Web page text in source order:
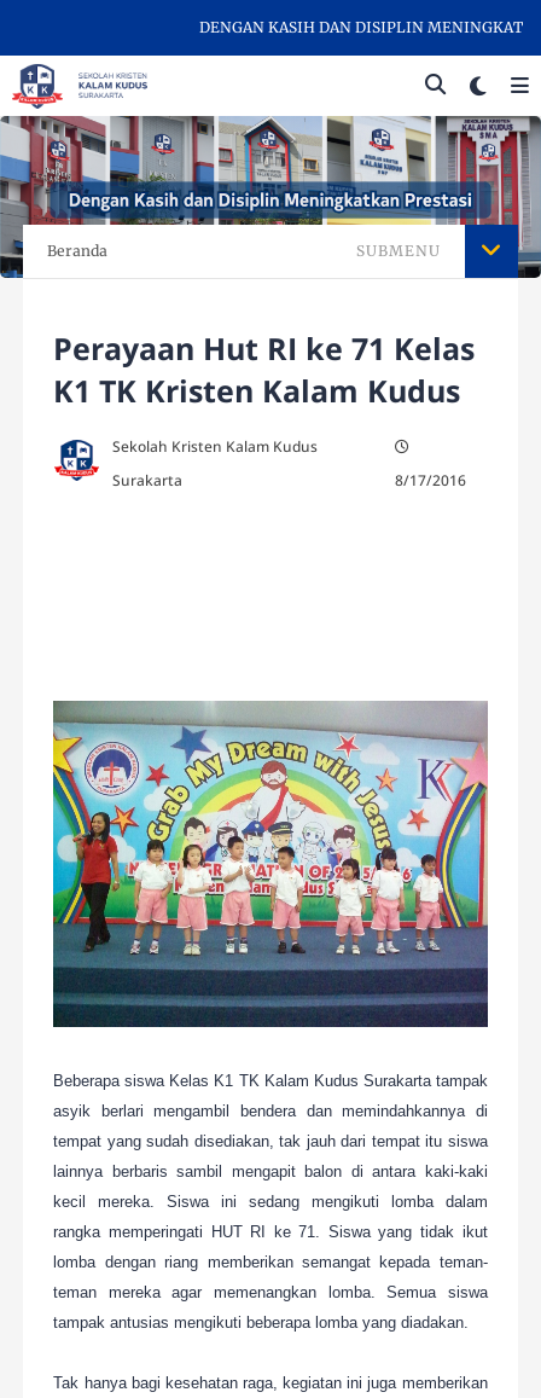
DENGAN KASIH DAN DISIPLIN MENINGKATKAN
Beranda SUBMENU
Perayaan Hut RI ke 71 Kelas
K1 TK Kristen Kalam Kudus
Sekolah Kristen Kalam Kudus
Surakarta
8/17/2016
Beberapa siswa Kelas K1 TK Kalam Kudus Surakarta tampak
asyik berlari mengambil bendera dan memindahkannya di
tempat yang sudah disediakan, tak jauh dari tempat itu siswa
lainnya berbaris sambil mengapit balon di antara kaki-kaki
kecil mereka. Siswa ini sedang mengikuti lomba dalam
rangka memperingati HUT RI ke 71. Siswa yang tidak ikut
lomba dengan riang memberikan semangat kepada teman-
teman mereka agar memenangkan lomba. Semua siswa
tampak antusias mengikuti beberapa lomba yang diadakan.
Tak hanya bagi kesehatan raga, kegiatan ini juga memberikan